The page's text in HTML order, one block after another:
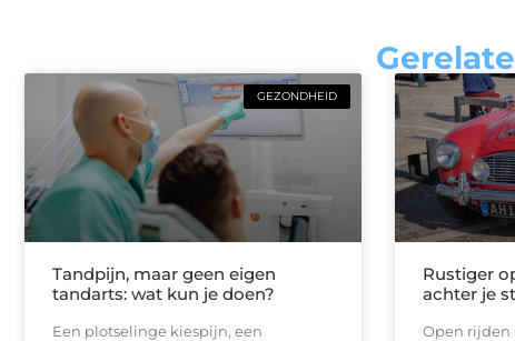
GEZONDHEID
Tandpijn, maar geen eigen
tandarts: wat kun je doen?
Een plotselinge kiespijn, een
Rustiger
achter je
Open rijden